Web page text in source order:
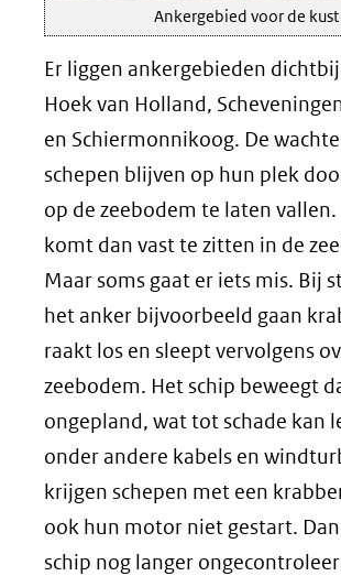
Ankergebied voor de kust
Er liggen ankergebieden
Hoek van Holland,
en Schiermonnikoog. De
schepen blijven op hun plek
op de zeebodem te laten
komt dan vast te zitten in de
Maar soms gaat er iets mis. Bij
het anker bijvoorbeeld gaan
raakt los en sleept vervolgens
zeebodem. Het schip beweegt
ongepland, wat tot schade kan
onder andere kabels en
krijgen schepen met een
ook hun motor niet gestart.
schip nog langer